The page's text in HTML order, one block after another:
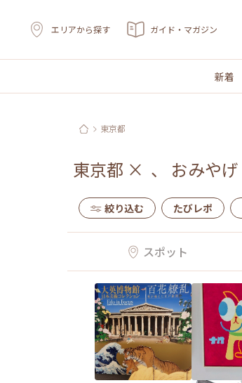
エリアから探す ガイド・マガジン
新着
東京都
東京都 × 、 おみやげ
絞り込む たびレポ
スポット